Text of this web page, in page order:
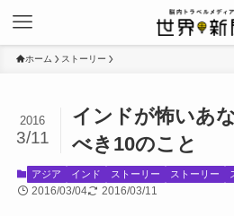
ホーム ストーリー
インドが怖いあ
べき10のこと
2016
3/11
アジア インド ストーリー ストーリー
2016/03/04 2016/03/11